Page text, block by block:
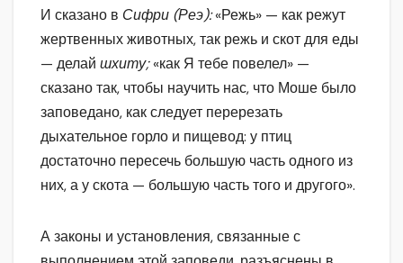
И сказано в Сифри (Реэ):«Режь» — как режут
жертвенных животных, так режь и скот для еды
— делай шхиту;«как Я тебе повелел» —
сказано так, чтобы научить нас, что Моше было
заповедано, как следует перерезать
дыхательное горло и пищевод: у птиц
достаточно пересечь большую часть одного из
них, а у скота — большую часть того и другого».
А законы и установления, связанные с